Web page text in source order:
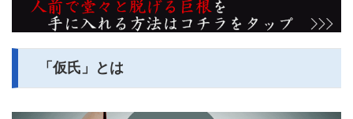
「仮氏」とは